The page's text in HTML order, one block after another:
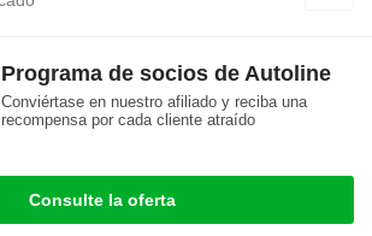
Programa de socios de Autoline
Conviértase en nuestro afiliado y reciba una
recompensa por cada cliente atraído
Consulte la oferta